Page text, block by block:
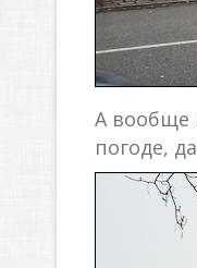
А вообще
погоде,